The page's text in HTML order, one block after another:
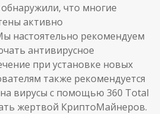
что многие
активно
настоятельно рекомендуем
антивирусное
при установке новых
также рекомендуется
на вирусы с помощью 360 Total
жертвой КриптоМайнеров.